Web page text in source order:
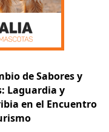
de Sabores y
Laguardia y
en el Encuentro